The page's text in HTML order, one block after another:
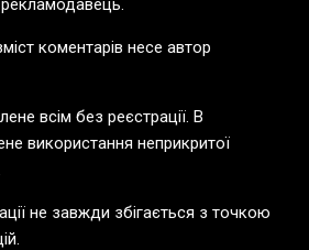
рекламодавець.
коментарів несе автор
всім без реєстрації. В
використання неприкритої
не завжди збігається з точкою